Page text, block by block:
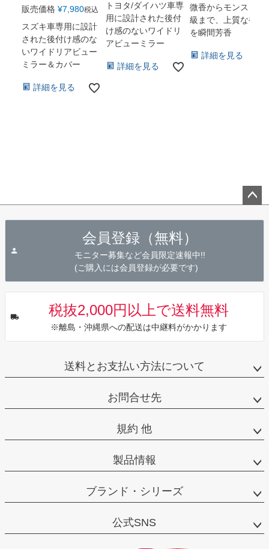
販売価格 ¥7,980税込
スズキ車専用に設計
された後付け感のな
いワイドリアビュー
ミラー＆カバー
詳細を見る
トヨタ/ダイハツ車専
用に設計された後付
け感のないワイドリ
アビューミラー
詳細を見る
微香からモンスター
級まで、上質な香り
を瞬間芳香
詳細を見る
会員登録（無料）
モニター募集など会員限定速報中!!
(ご購入には会員登録が必要です)
税抜2,000円以上で送料無料
※離島・沖縄県への配送は中継料がかかります
送料とお支払い方法について
お問合せ先
規約 他
製品情報
ブランド・シリーズ
公式SNS